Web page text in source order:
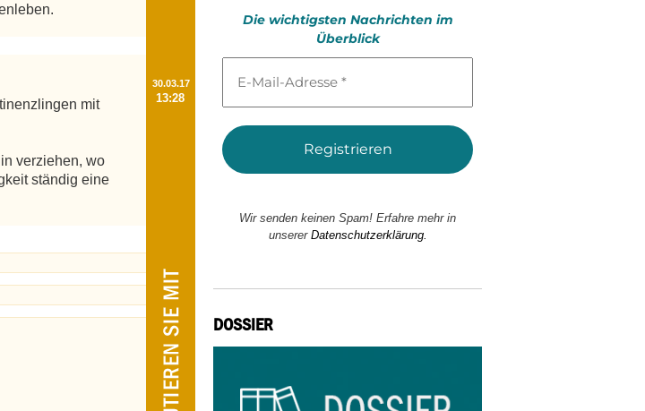
mit
verziehen, wo
ständig eine
30.03.17
13:28
Die wichtigsten Nachrichten im
Überblick
Mail-
*
Wir senden keinen Spam! Erfahre mehr in
unserer Datenschutzerklärung.
DOSSIER